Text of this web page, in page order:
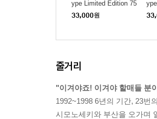
ype Limited Edition 75
0세트 넘버링) : 블루레
33,000원
0
줄거리
"이겨야죠! 이겨야 할매들 분
1992~1998 6년의 기간, 23번
시모노세키와 부산을 오가며